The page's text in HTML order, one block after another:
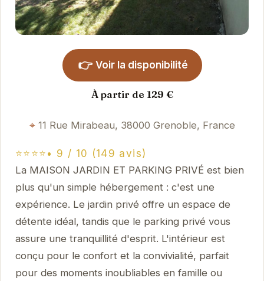
👉 Voir la disponibilité
À partir de 129 €
11 Rue Mirabeau, 38000 Grenoble, France
⭐⭐⭐⭐• 9 / 10 (149 avis)
La MAISON JARDIN ET PARKING PRIVÉ est bien
plus qu'un simple hébergement : c'est une
expérience. Le jardin privé offre un espace de
détente idéal, tandis que le parking privé vous
assure une tranquillité d'esprit. L'intérieur est
conçu pour le confort et la convivialité, parfait
pour des moments inoubliables en famille ou